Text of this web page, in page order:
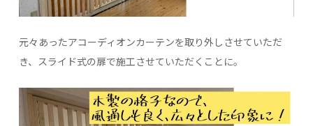
元々あったアコーディオンカーテンを取り外しさせていただ
き、スライド式の扉で施工させていただくことに。